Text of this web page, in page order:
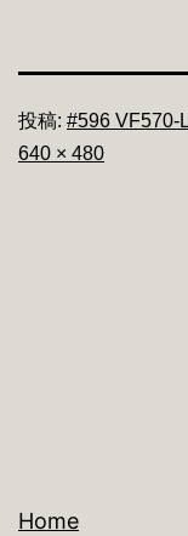
投稿: #596 VF570-
フ
640 × 480
Home